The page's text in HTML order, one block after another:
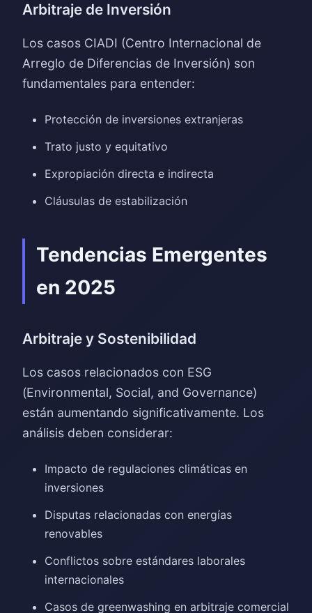
Arbitraje de Inversión
Los casos CIADI (Centro Internacional de
Arreglo de Diferencias de Inversión) son
fundamentales para entender:
Protección de inversiones extranjeras
Trato justo y equitativo
Expropiación directa e indirecta
Cláusulas de estabilización
Tendencias Emergentes
en 2025
Arbitraje y Sostenibilidad
Los casos relacionados con ESG
(Environmental, Social, and Governance)
están aumentando significativamente. Los
análisis deben considerar:
Impacto de regulaciones climáticas en
inversiones
Disputas relacionadas con energías
renovables
Conflictos sobre estándares laborales
internacionales
Casos de greenwashing en arbitraje comercial